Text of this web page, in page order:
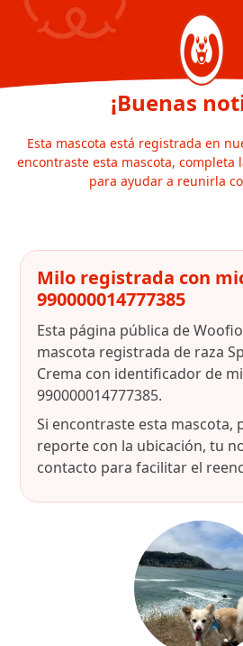
¡Buenas
Esta mascota está registrada en
encontraste esta mascota, completa
para ayudar a reunirla
Milo registrada con
990000014777385
Esta página pública de
mascota registrada de raza
Crema con identificador de
990000014777385.
Si encontraste esta mascota,
reporte con la ubicación, tu
contacto para facilitar el